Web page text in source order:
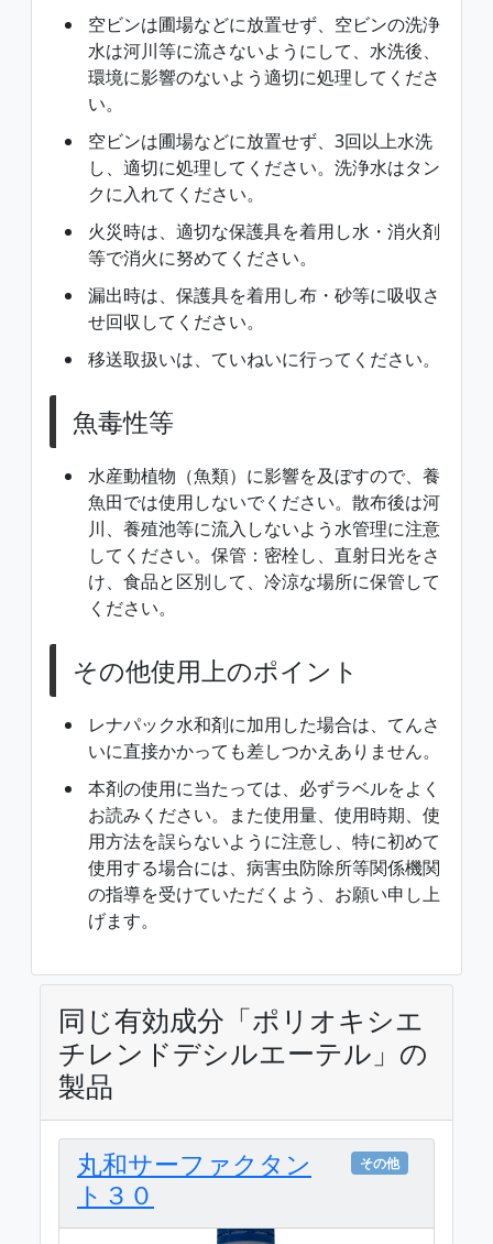
空ビンは圃場などに放置せず、空ビンの洗浄
水は河川等に流さないようにして、水洗後、
環境に影響のないよう適切に処理してくださ
い。
空ビンは圃場などに放置せず、3回以上水洗
し、適切に処理してください。洗浄水はタン
クに入れてください。
火災時は、適切な保護具を着用し水・消火剤
等で消火に努めてください。
漏出時は、保護具を着用し布・砂等に吸収さ
せ回収してください。
移送取扱いは、ていねいに行ってください。
魚毒性等
水産動植物（魚類）に影響を及ぼすので、養
魚田では使用しないでください。散布後は河
川、養殖池等に流入しないよう水管理に注意
してください。保管：密栓し、直射日光をさ
け、食品と区別して、冷涼な場所に保管して
ください。
その他使用上のポイント
レナパック水和剤に加用した場合は、てんさ
いに直接かかっても差しつかえありません。
本剤の使用に当たっては、必ずラベルをよく
お読みください。また使用量、使用時期、使
用方法を誤らないように注意し、特に初めて
使用する場合には、病害虫防除所等関係機関
の指導を受けていただくよう、お願い申し上
げます。
同じ有効成分「ポリオキシエ
チレンドデシルエーテル」の
製品
丸和サーファクタン
ト３０
その他